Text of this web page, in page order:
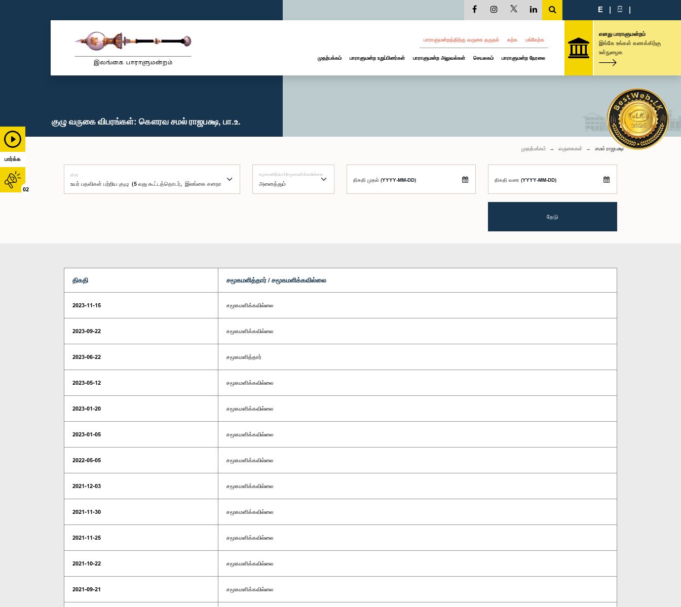
பார்க்க
02
E | සි |
பாராளுமன்றத்திற்கு வருகை தருதல் கற்க பங்கேற்க
முதற்பக்கம் பாராளுமன்ற உறுப்பினர்கள் பாராளுமன்ற அலுவல்கள் செயலகம் பாராளுமன்ற நேரலை
எனது பாராளுமன்றம்
இங்கே உங்கள் கணக்கிற்கு
உள்நுழைக
குழு வருகை விபரங்கள்: கௌரவ சமல் ராஜபக்ஷ, பா.உ.
முதற்பக்கம் வருகைகள் சமல் ராஜபக்ஷ
குழு சமூகமளித்தார்/சமூகமளிக்கவில்லை
திகதி முதல் (YYYY-MM-DD) திகதி வரை (YYYY-MM-DD)
தேடு
திகதி சமூகமளித்தார் / சமூகமளிக்கவில்லை
2023-11-15 சமூகமளிக்கவில்லை
2023-09-22 சமூகமளிக்கவில்லை
2023-06-22 சமூகமளித்தார்
2023-05-12 சமூகமளிக்கவில்லை
2023-01-20 சமூகமளிக்கவில்லை
2023-01-05 சமூகமளிக்கவில்லை
2022-05-05 சமூகமளிக்கவில்லை
2021-12-03 சமூகமளிக்கவில்லை
2021-11-30 சமூகமளிக்கவில்லை
2021-11-25 சமூகமளிக்கவில்லை
2021-10-22 சமூகமளிக்கவில்லை
2021-09-21 சமூகமளிக்கவில்லை